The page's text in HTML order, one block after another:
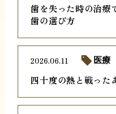
歯を失った時の治療
歯の選び方
四十度の熱と戦った
2026.06.11 医療